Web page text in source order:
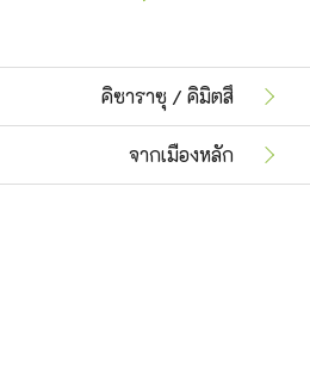
คิซาราซุ / คิมิตสึ
จากเมืองหลัก